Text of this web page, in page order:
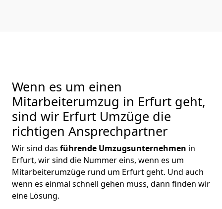
Wenn es um einen
Mitarbeiterumzug in Erfurt geht,
sind wir Erfurt Umzüge die
richtigen Ansprechpartner
Wir sind das führende Umzugsunternehmen in
Erfurt, wir sind die Nummer eins, wenn es um
Mitarbeiterumzüge rund um Erfurt geht. Und auch
wenn es einmal schnell gehen muss, dann finden wir
eine Lösung.